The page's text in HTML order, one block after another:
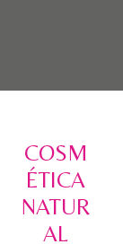
COSM
ÉTICA
NATUR
AL